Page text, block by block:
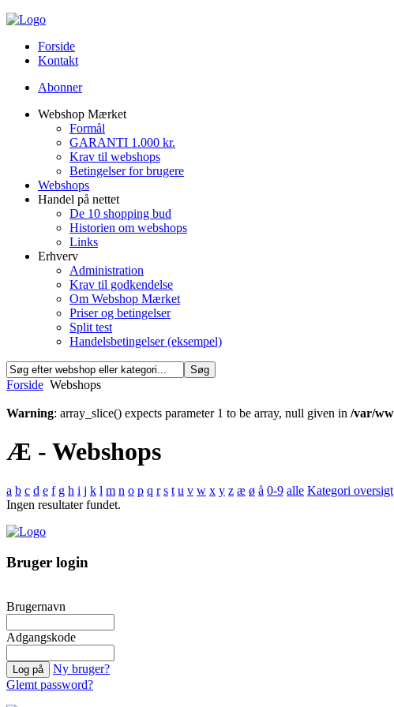
Forside
Kontakt
Abonner
Webshop Mærket
Formål
GARANTI 1.000 kr.
Krav til webshops
Betingelser for brugere
Webshops
Handel på nettet
De 10 shopping bud
Historien om webshops
Links
Erhverv
Administration
Krav til godkendelse
Om Webshop Mærket
Priser og betingelser
Split test
Handelsbetingelser (eksempel)
Forside Webshops
Warning: array_slice() expects parameter 1 to be array, null given in /var/
Æ - Webshops
a b c d e f g h i j k l m n o p q r s t u v w x y z æ ø å 0-9 alle Kategori oversigt
Ingen resultater fundet.
Bruger login
Brugernavn
Adgangskode
Ny bruger?
Glemt password?